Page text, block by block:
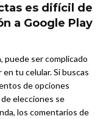
es difícil de
a Google Play
puede ser complicado
tu celular. Si buscas
de opciones
elecciones se
los comentarios de